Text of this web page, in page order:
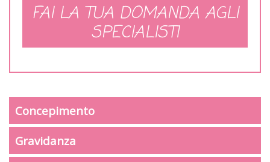
FAI LA TUA DOMANDA AGLI
SPECIALISTI
Concepimento
Gravidanza